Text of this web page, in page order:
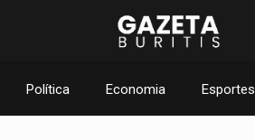
Política Economia Esportes